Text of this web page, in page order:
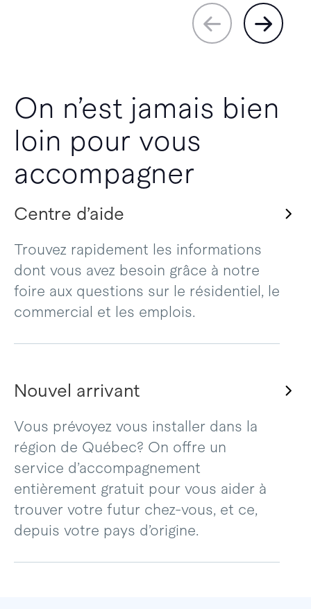
On n’est jamais bien
loin pour vous
accompagner
Centre d’aide
Trouvez rapidement les informations
dont vous avez besoin grâce à notre
foire aux questions sur le résidentiel, le
commercial et les emplois.
Nouvel arrivant
Vous prévoyez vous installer dans la
région de Québec? On offre un
service d’accompagnement
entièrement gratuit pour vous aider à
trouver votre futur chez-vous, et ce,
depuis votre pays d’origine.